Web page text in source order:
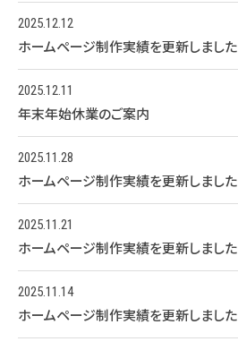
2025.12.12
ホームページ制作実績を更新しました
2025.12.11
年末年始休業のご案内
2025.11.28
ホームページ制作実績を更新しました
2025.11.21
ホームページ制作実績を更新しました
2025.11.14
ホームページ制作実績を更新しました